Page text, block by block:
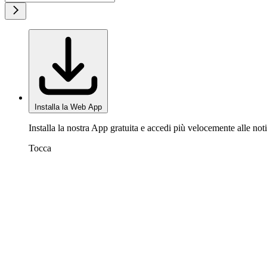
Installa la Web App
Installa la nostra App gratuita e accedi più velocemente alle
Tocca